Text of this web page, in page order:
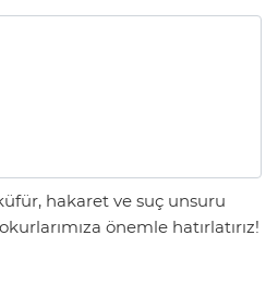
hakaret ve suç unsuru
önemle hatırlatırız!